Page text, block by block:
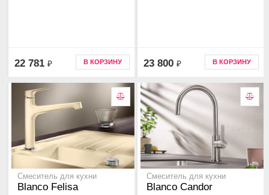
22 781 ₽ В КОРЗИНУ 23 800 ₽ В КОРЗИНУ
Смеситель для кухни
Blanco Felisa
Смеситель для кухни
Blanco Candor